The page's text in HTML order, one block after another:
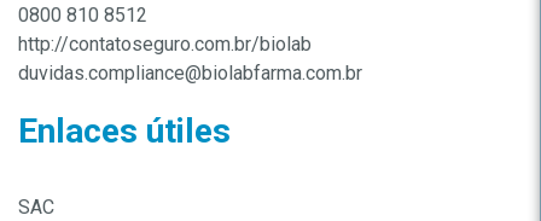
0800 810 8512
http://contatoseguro.com.br/biolab
duvidas.compliance@biolabfarma.com.br
Enlaces útiles
SAC